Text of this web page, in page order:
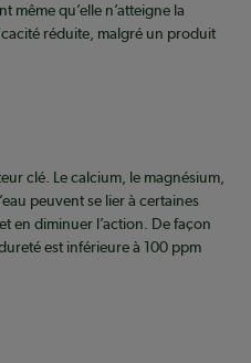
même qu’elle n’atteigne la
réduite, malgré un produit
clé. Le calcium, le magnésium,
peuvent se lier à certaines
en diminuer l’action. De façon
est inférieure à 100 ppm